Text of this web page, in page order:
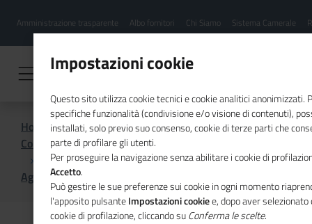
contenuto
Menu
hamburgher
Amministrazione trasparente Albo fornitori Chi Siamo Sistema Camerale
Home
Comunicazione istituzionale per il sistema camerale
Agenda
Impostazioni cookie
Questo sito utilizza cookie tecnici e cookie analitici anonimizzati.
specifiche funzionalità (condivisione e/o visione di contenuti),
installati, solo previo suo consenso, cookie di terze parti che
parte di profilare gli utenti.
Per proseguire la navigazione senza abilitare i cookie di
Accetto.
Può gestire le sue preferenze sui cookie in ogni momento
l'apposito pulsanteImpostazioni cookiee, dopo aver
cookie di profilazione, cliccando suConferma le scelte.